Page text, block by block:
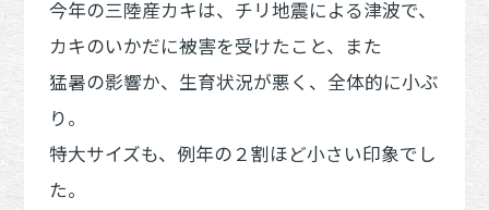
今年の三陸産カキは、チリ地震による津波で、
カキのいかだに被害を受けたこと、また
猛暑の影響か、生育状況が悪く、全体的に小ぶ
り。
特大サイズも、例年の２割ほど小さい印象でし
た。